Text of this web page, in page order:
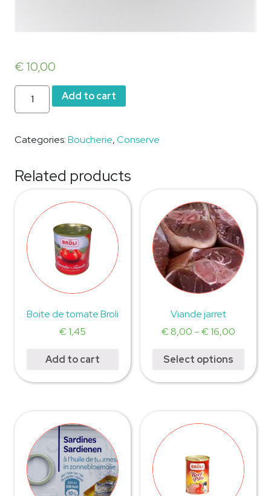
€10,00
Jambon
quantity
Add to cart
Categories:Boucherie,Conserve
Related products
Boite de tomate Broli
€1,45
Add to cart
Viande jarret
€8,00 –€16,00
Select options